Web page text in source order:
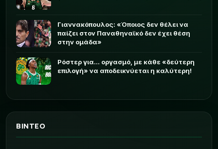
Γιαννακόπουλος: «Όποιος δεν θέλει να
παίζει στον Παναθηναϊκό δεν έχει θέση
στην ομάδα»
Ρόστερ για... οργασμό, με κάθε «δεύτερη
επιλογή» να αποδεικνύεται η καλύτερη!
ΒΙΝΤΕΟ